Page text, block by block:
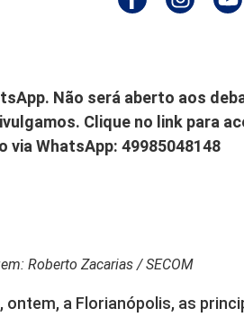
Não será aberto aos
Clique no link para
WhatsApp: 49985048148
Roberto Zacarias / SECOM
a Florianópolis, as